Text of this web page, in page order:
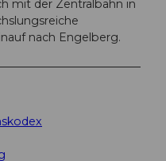
mit der Zentralbahn in
nach Engelberg.